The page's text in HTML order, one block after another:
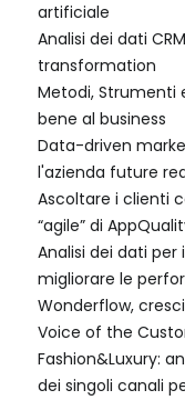
artificiale
Analisi dei dati
transformation
Metodi, Strumenti
bene al business
Data-driven
l'azienda future
Ascoltare i clienti
“agile” di
Analisi dei dati
migliorare le
Wonderflow,
Voice of the
Fashion&Luxury:
dei singoli canali